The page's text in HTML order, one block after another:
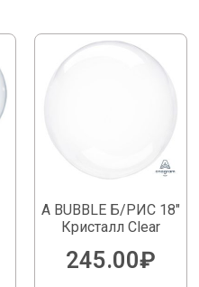
А BUBBLE Б/РИС 18″
Кристалл Clear
245.00₽